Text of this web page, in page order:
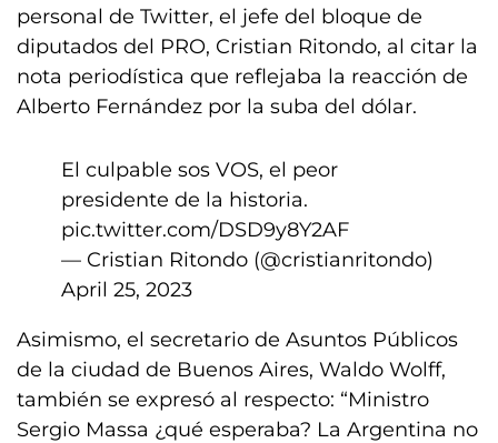
personal de Twitter, el jefe del bloque de
diputados del PRO, Cristian Ritondo, al citar la
nota periodística que reflejaba la reacción de
Alberto Fernández por la suba del dólar.
El culpable sos VOS, el peor
presidente de la historia.
pic.twitter.com/DSD9y8Y2AF
— Cristian Ritondo (@cristianritondo)
April 25, 2023
Asimismo, el secretario de Asuntos Públicos
de la ciudad de Buenos Aires, Waldo Wolff,
también se expresó al respecto: “Ministro
Sergio Massa ¿qué esperaba? La Argentina no